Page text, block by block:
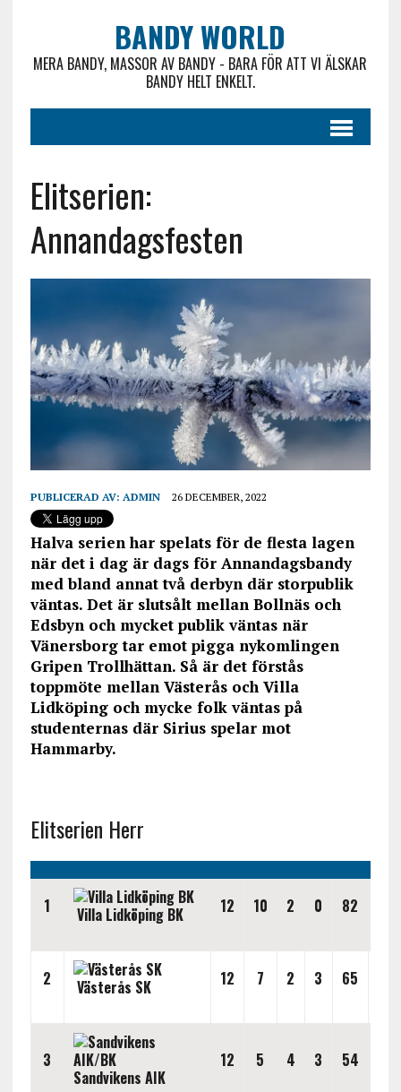
BANDY WORLD
MERA BANDY, MASSOR AV BANDY - BARA FÖR ATT VI ÄLSKAR
BANDY HELT ENKELT.
Elitserien:
Annandagsfesten
PUBLICERAD AV: ADMIN 26 DECEMBER, 2022
Halva serien har spelats för de flesta lagen
när det i dag är dags för Annandagsbandy
med bland annat två derbyn där storpublik
väntas. Det är slutsålt mellan Bollnäs och
Edsbyn och mycket publik väntas när
Vänersborg tar emot pigga nykomlingen
Gripen Trollhättan. Så är det förstås
toppmöte mellan Västerås och Villa
Lidköping och mycke folk väntas på
studenternas där Sirius spelar mot
Hammarby.
Elitserien Herr
1 Villa Lidköping BK 12 10 2 0 82
2 Västerås SK 12 7 2 3 65
3
Sandvikens AIK
12 5 4 3 54